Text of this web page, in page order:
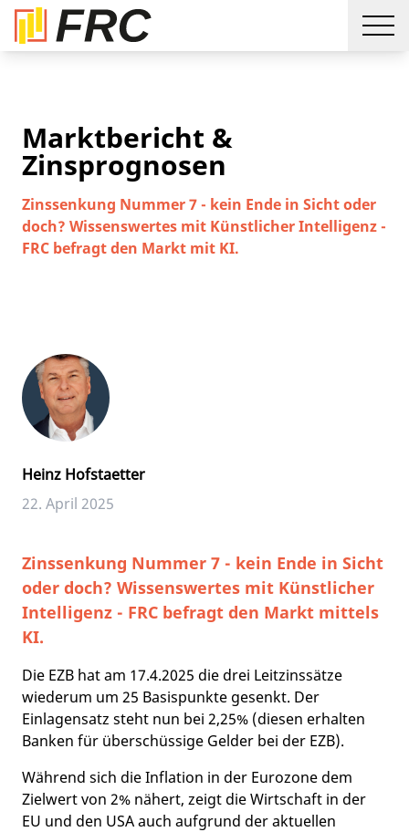
Marktbericht &
Zinsprognosen
Zinssenkung Nummer 7 - kein Ende in Sicht oder
doch? Wissenswertes mit Künstlicher Intelligenz -
FRC befragt den Markt mit KI.
Heinz Hofstaetter
22. April 2025
Zinssenkung Nummer 7 - kein Ende in Sicht
oder doch? Wissenswertes mit Künstlicher
Intelligenz - FRC befragt den Markt mittels
KI.
Die EZB hat am 17.4.2025 die drei Leitzinssätze
wiederum um 25 Basispunkte gesenkt. Der
Einlagensatz steht nun bei 2,25% (diesen erhalten
Banken für überschüssige Gelder bei der EZB).
Während sich die Inflation in der Eurozone dem
Zielwert von 2% nähert, zeigt die Wirtschaft in der
EU und den USA auch aufgrund der aktuellen